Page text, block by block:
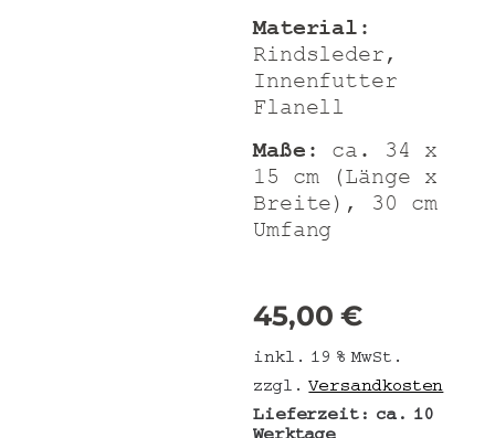
Material:
Rindsleder,
Innenfutter
Flanell
Maße : ca. 34 x
15 cm (Länge x
Breite), 30 cm
Umfang
45,00€
inkl. 19 % MwSt.
zzgl.Versandkosten
Lieferzeit: ca. 10
Werktage